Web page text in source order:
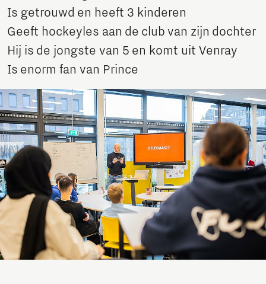
Is getrouwd en heeft 3 kinderen
Geeft hockeyles aan de club van zijn dochter
Hij is de jongste van 5 en komt uit Venray
Is enorm fan van Prince